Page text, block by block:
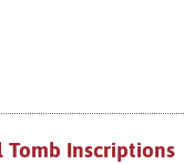
Tomb Inscriptions